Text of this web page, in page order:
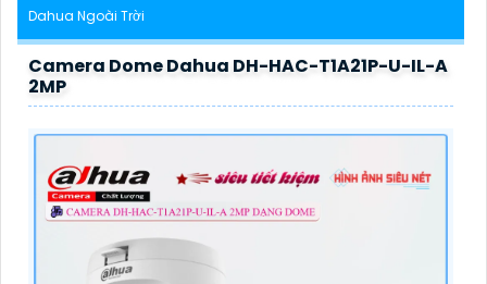
Dahua Ngoài Trời
Camera Dome Dahua DH-HAC-T1A21P-U-IL-A
2MP